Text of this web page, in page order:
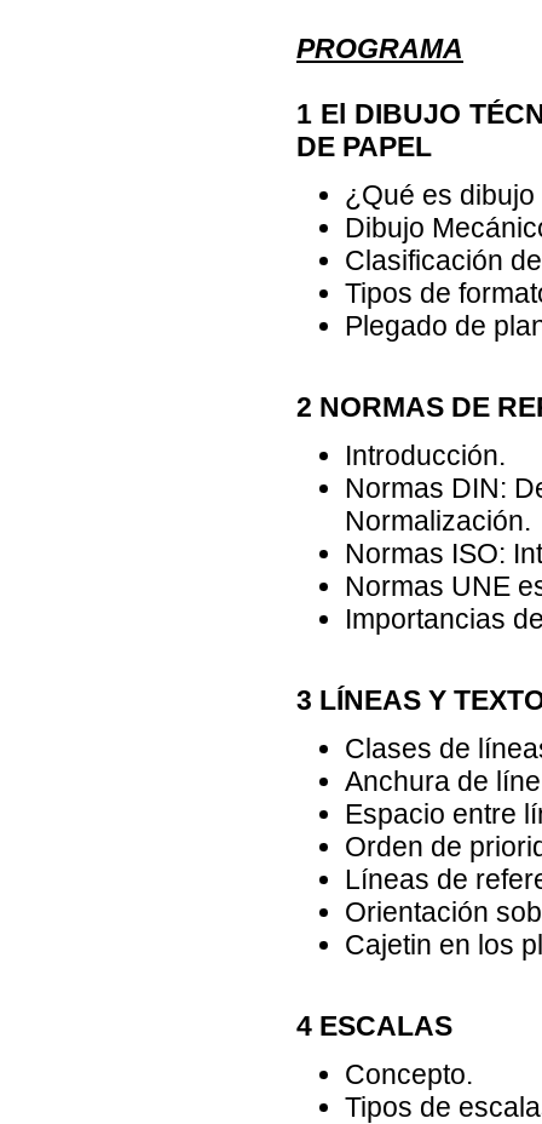
PROGRAMA
1 El DIBUJO
DE PAPEL
¿Qué es
Dibujo
Clasificación
Tipos de
Plegado de
2 NORMAS DE
Introducción.
Normas DIN:
Normalización.
Normas ISO:
Normas UNE
Importancias
3 LÍNEAS Y
Clases de
Anchura de
Espacio entre
Orden de
Líneas de
Orientación
Cajetin en los
4 ESCALAS
Concepto.
Tipos de